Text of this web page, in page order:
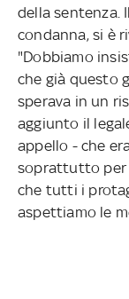
della sentenza.
condanna, si è
"Dobbiamo
che già questo
sperava in un
aggiunto il
appello - che
soprattutto per
che tutti i
aspettiamo le